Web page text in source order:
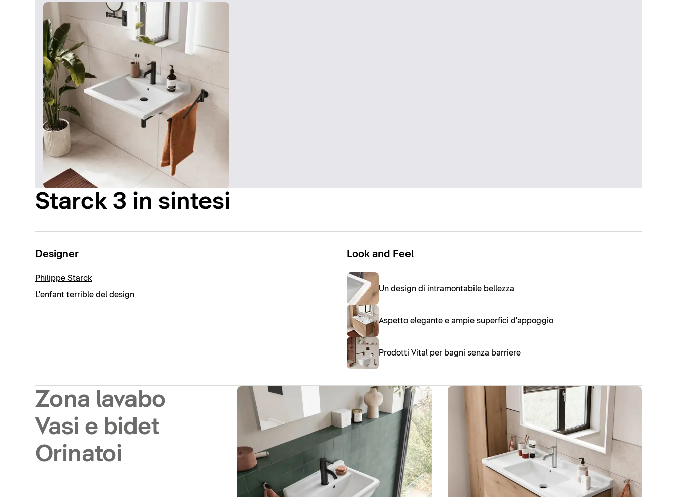
Starck 3 in sintesi
Designer
Philippe Starck
L'enfant terrible del design
Look and Feel
Un design di intramontabile bellezza
Aspetto elegante e ampie superfici d'appoggio
Prodotti Vital per bagni senza barriere
Zona lavabo
Vasi e bidet
Orinatoi